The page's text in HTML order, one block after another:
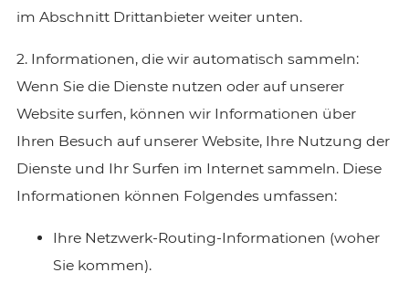
im Abschnitt Drittanbieter weiter unten.
2. Informationen, die wir automatisch sammeln:
Wenn Sie die Dienste nutzen oder auf unserer
Website surfen, können wir Informationen über
Ihren Besuch auf unserer Website, Ihre Nutzung der
Dienste und Ihr Surfen im Internet sammeln. Diese
Informationen können Folgendes umfassen:
Ihre Netzwerk-Routing-Informationen (woher
Sie kommen).